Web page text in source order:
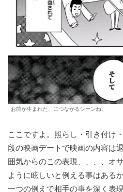
お前が生まれた、につながるシーンね。
ここですよ。照らし・引き付け
段の映画デートで映画の内容は
囲気からのこの表現、、、、オ
ように眩しいと例える事はある
一つの例えで相手の事を深く表